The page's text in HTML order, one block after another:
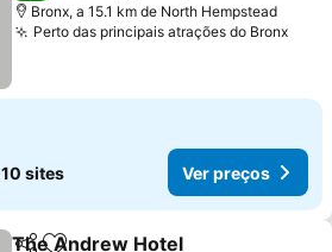
Bronx, a 15.1 km de North Hempstead
Perto das principais atrações do Bronx
10 sites Ver preços
The Andrew Hotel